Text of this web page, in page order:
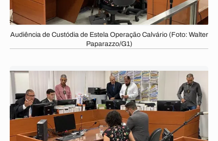
Audiência de Custódia de Estela Operação Calvário (Foto: Walter
Paparazzo/G1)